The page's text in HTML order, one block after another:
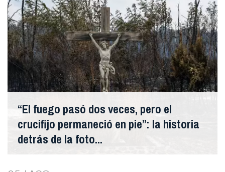
“El fuego pasó dos veces, pero el
crucifijo permaneció en pie”: la historia
detrás de la foto...